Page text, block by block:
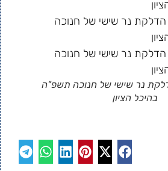
נר שישי של חנוכה תשפ"ה
בהיכל הציון